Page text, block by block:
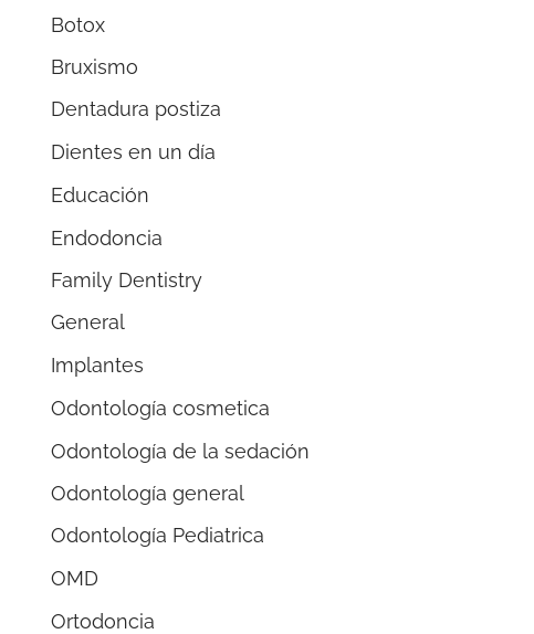
Botox
Bruxismo
Dentadura postiza
Dientes en un día
Educación
Endodoncia
Family Dentistry
General
Implantes
Odontología cosmetica
Odontología de la sedación
Odontología general
Odontología Pediatrica
OMD
Ortodoncia